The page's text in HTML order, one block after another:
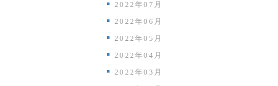
2022年07月
2022年06月
2022年05月
2022年04月
2022年03月